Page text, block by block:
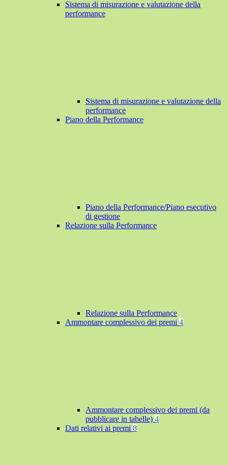
Sistema di misurazione e valutazione della
performance
Sistema di misurazione e valutazione della
performance
Piano della Performance
Piano della Performance/Piano esecutivo
di gestione
Relazione sulla Performance
Relazione sulla Performance
Ammontare complessivo dei premi 4
Ammontare complessivo dei premi (da
pubblicare in tabelle) 4
Dati relativi ai premi 8